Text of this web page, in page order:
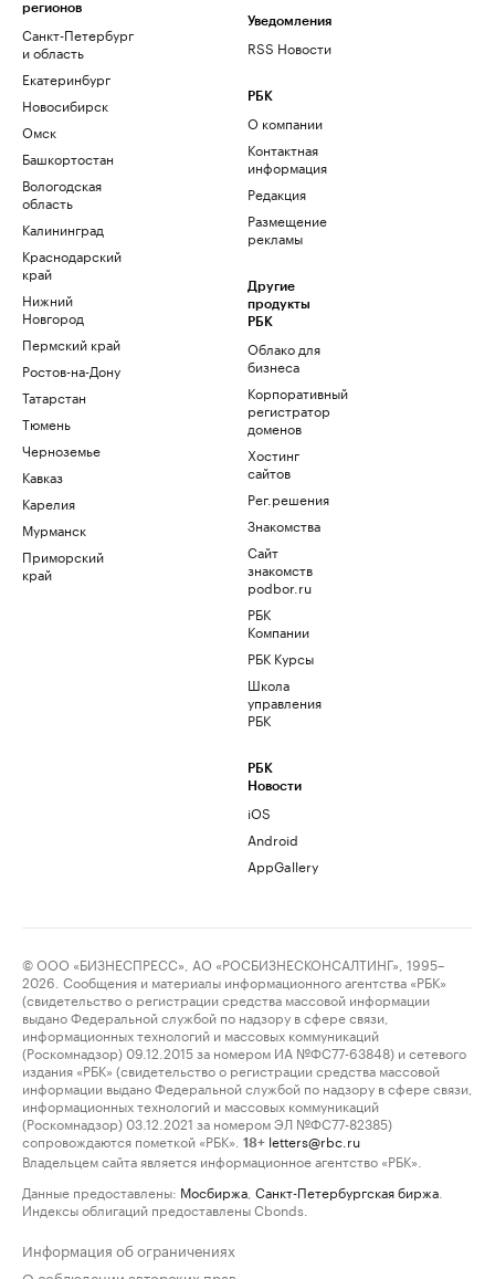
регионов
Санкт-Петербург
и область
Екатеринбург
Новосибирск
Омск
Башкортостан
Вологодская
область
Калининград
Краснодарский
край
Нижний
Новгород
Пермский край
Ростов-на-Дону
Татарстан
Тюмень
Черноземье
Кавказ
Карелия
Мурманск
Приморский
край
Уведомления
RSS Новости
РБК
О компании
Контактная
информация
Редакция
Размещение
рекламы
Другие
продукты
РБК
Облако для
бизнеса
Корпоративный
регистратор
доменов
Хостинг
сайтов
Рег.решения
Знакомства
Сайт
знакомств
podbor.ru
РБК
Компании
РБК Курсы
Школа
управления
РБК
РБК
Новости
iOS
Android
AppGallery
© ООО «БИЗНЕСПРЕСС», АО «РОСБИЗНЕСКОНСАЛТИНГ», 1995–
2026. Сообщения и материалы информационного агентства «РБК»
(свидетельство о регистрации средства массовой информации
выдано Федеральной службой по надзору в сфере связи,
информационных технологий и массовых коммуникаций
(Роскомнадзор) 09.12.2015 за номером ИА №ФС77-63848) и сетевого
издания «РБК» (свидетельство о регистрации средства массовой
информации выдано Федеральной службой по надзору в сфере связи,
информационных технологий и массовых коммуникаций
(Роскомнадзор) 03.12.2021 за номером ЭЛ №ФС77-82385)
сопровождаются пометкой «РБК».
18+ letters@rbc.ru
Владельцем сайта является информационное агентство «РБК».
Данные предоставлены: Мосбиржа Санкт-Петербургская биржа
Индексы облигаций предоставлены Cbonds.
Информация об ограничениях